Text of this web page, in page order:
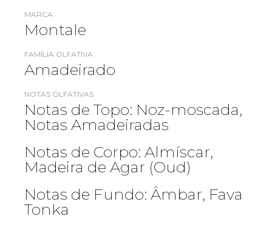
MARCA
Montale
FAMÍLIA OLFATIVA
Amadeirado
NOTAS OLFATIVAS
Notas de Topo: Noz-moscada,
Notas Amadeiradas
Notas de Corpo: Almíscar,
Madeira de Agar (Oud)
Notas de Fundo: Âmbar, Fava
Tonka